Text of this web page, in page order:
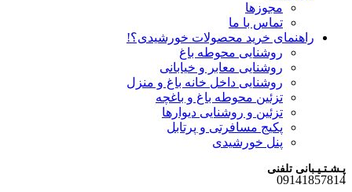
مجوزها
تماس با ما
راهنمای خرید محصولات خورشیدی؟!
روشنایی محوطه باغ
روشنایی معابر و خیابانی
روشنایی داخل خانه باغ و منزل
تزئین محوطه باغ و باغچه
تزئین و روشنایی دیوارها
پکیج مسافرتی و پرتابل
پنل خورشیدی
پـشـتـیـبانی تلفنی
09141857814